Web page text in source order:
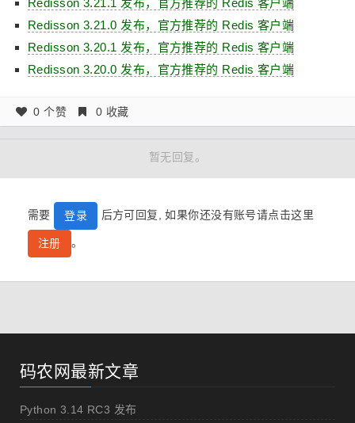
Redisson 3.21.1 发布，官方推荐的 Redis 客户端
Redisson 3.21.0 发布，官方推荐的 Redis 客户端
Redisson 3.20.1 发布，官方推荐的 Redis 客户端
Redisson 3.20.0 发布，官方推荐的 Redis 客户端
0 个赞 0 收藏
暂无回复。
需要 登录 后方可回复, 如果你还没有账号请点击这里
注册 。
码农网最新文章
Python 3.14 RC3 发布